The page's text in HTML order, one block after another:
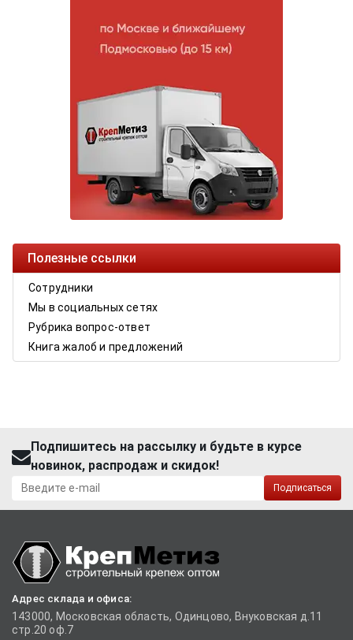
Полезные ссылки
Сотрудники
Мы в социальных сетях
Рубрика вопрос-ответ
Книга жалоб и предложений
Подпишитесь на рассылку и будьте в курсе
новинок, распродаж и скидок!
Подписаться
Адрес склада и офиса:
143000, Московская область, Одинцово, Внуковская д.11
стр.20 оф.7